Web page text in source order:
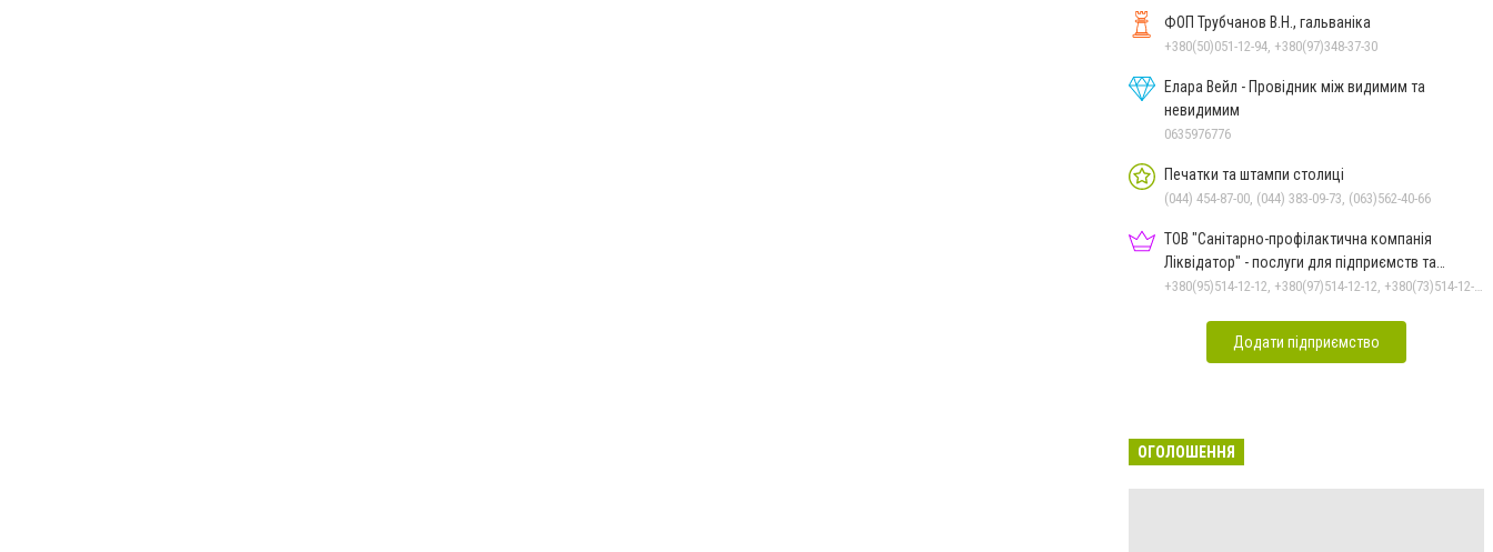
ФОП Трубчанов В.Н., гальваніка
+380(50)051-12-94, +380(97)348-37-30
Елара Вейл - Провідник між видимим та
невидимим
0635976776
Печатки та штампи столиці
(044) 454-87-00, (044) 383-09-73, (063)562-40-66
ТОВ "Санітарно-профілактична компанія
Ліквідатор" - послуги для підприємств та
населення
Додати підприємство
ОГОЛОШЕННЯ